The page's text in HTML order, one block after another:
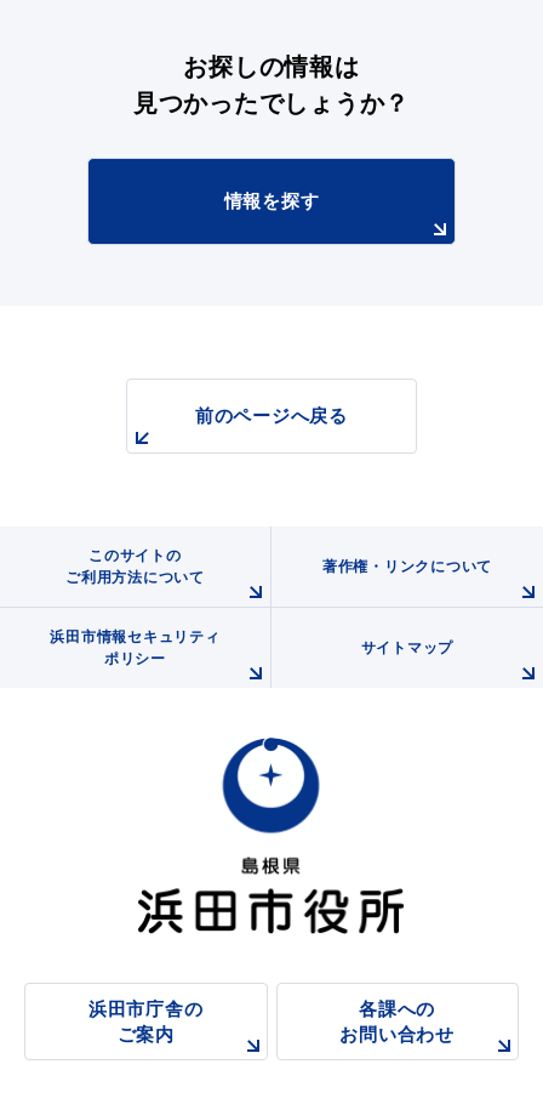
浜田市観光協会ポータルサイト「はまナビ」
移住・出会い応援（はまだ暮らし）
お探しの情報は
見つかったでしょうか？
情報を探す
前のページへ戻る
このサイトの
ご利用方法について
著作権・リンクについて
浜田市情報セキュリティ
ポリシー
サイトマップ
浜田市庁舎の
ご案内
各課への
お問い合わせ